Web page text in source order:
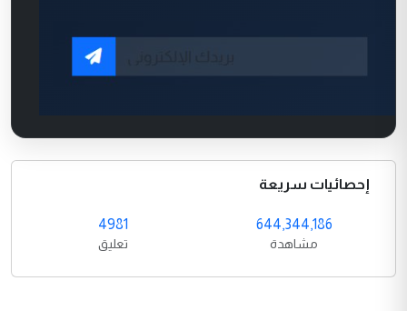
إحصائيات سريعة
644,344,186
مشاهدة
4981
تعليق